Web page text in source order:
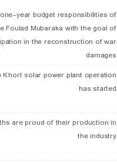
year budget responsibilities of
Foulad Mubaraka with the goal of
in the reconstruction of war
damages
Khort solar power plant operation
has started
are proud of their production in
the industry